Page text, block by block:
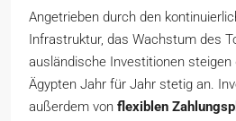
Angetrieben durch den
Infrastruktur, das Wachstum des
ausländische Investitionen
Ägypten Jahr für Jahr stetig an.
außerdem von flexiblen